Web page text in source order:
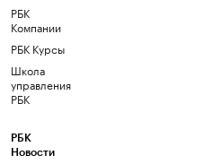
РБК
Компании
РБК Курсы
Школа
управления
РБК
РБК
Новости